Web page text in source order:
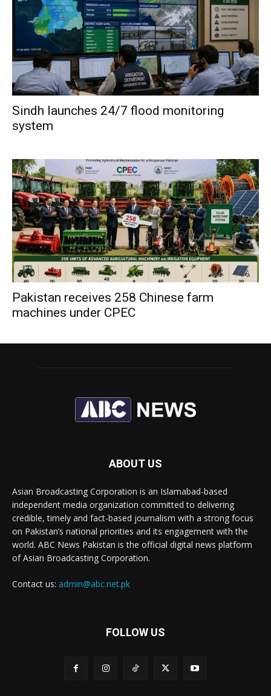
Sindh launches 24/7 flood monitoring
system
Pakistan receives 258 Chinese farm
machines under CPEC
ABOUT US
Asian Broadcasting Corporation is an Islamabad-based
independent media organization committed to delivering
credible, timely and fact-based journalism with a strong focus
on Pakistan’s national priorities and its engagement with the
world. ABC News Pakistan is the official digital news platform
of Asian Broadcasting Corporation.
Contact us: admin@abc.net.pk
FOLLOW US